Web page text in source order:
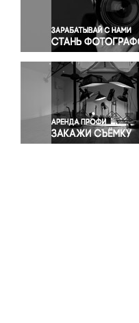
Правосудие
Происшествия и
Религия
Светская жизнь
Спорт
Экология
Экономика и